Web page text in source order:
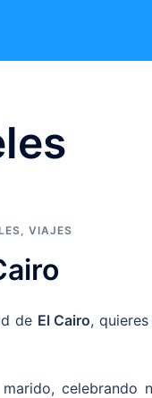
, VIAJES
de El Cairo,
celebrando